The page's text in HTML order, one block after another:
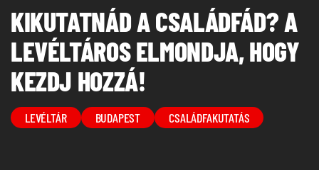
KIKUTATNÁD A CSALÁDFÁD? A
LEVÉLTÁROS ELMONDJA, HOGY
KEZDJ HOZZÁ!
LEVÉLTÁR BUDAPEST CSALÁDFAKUTATÁS